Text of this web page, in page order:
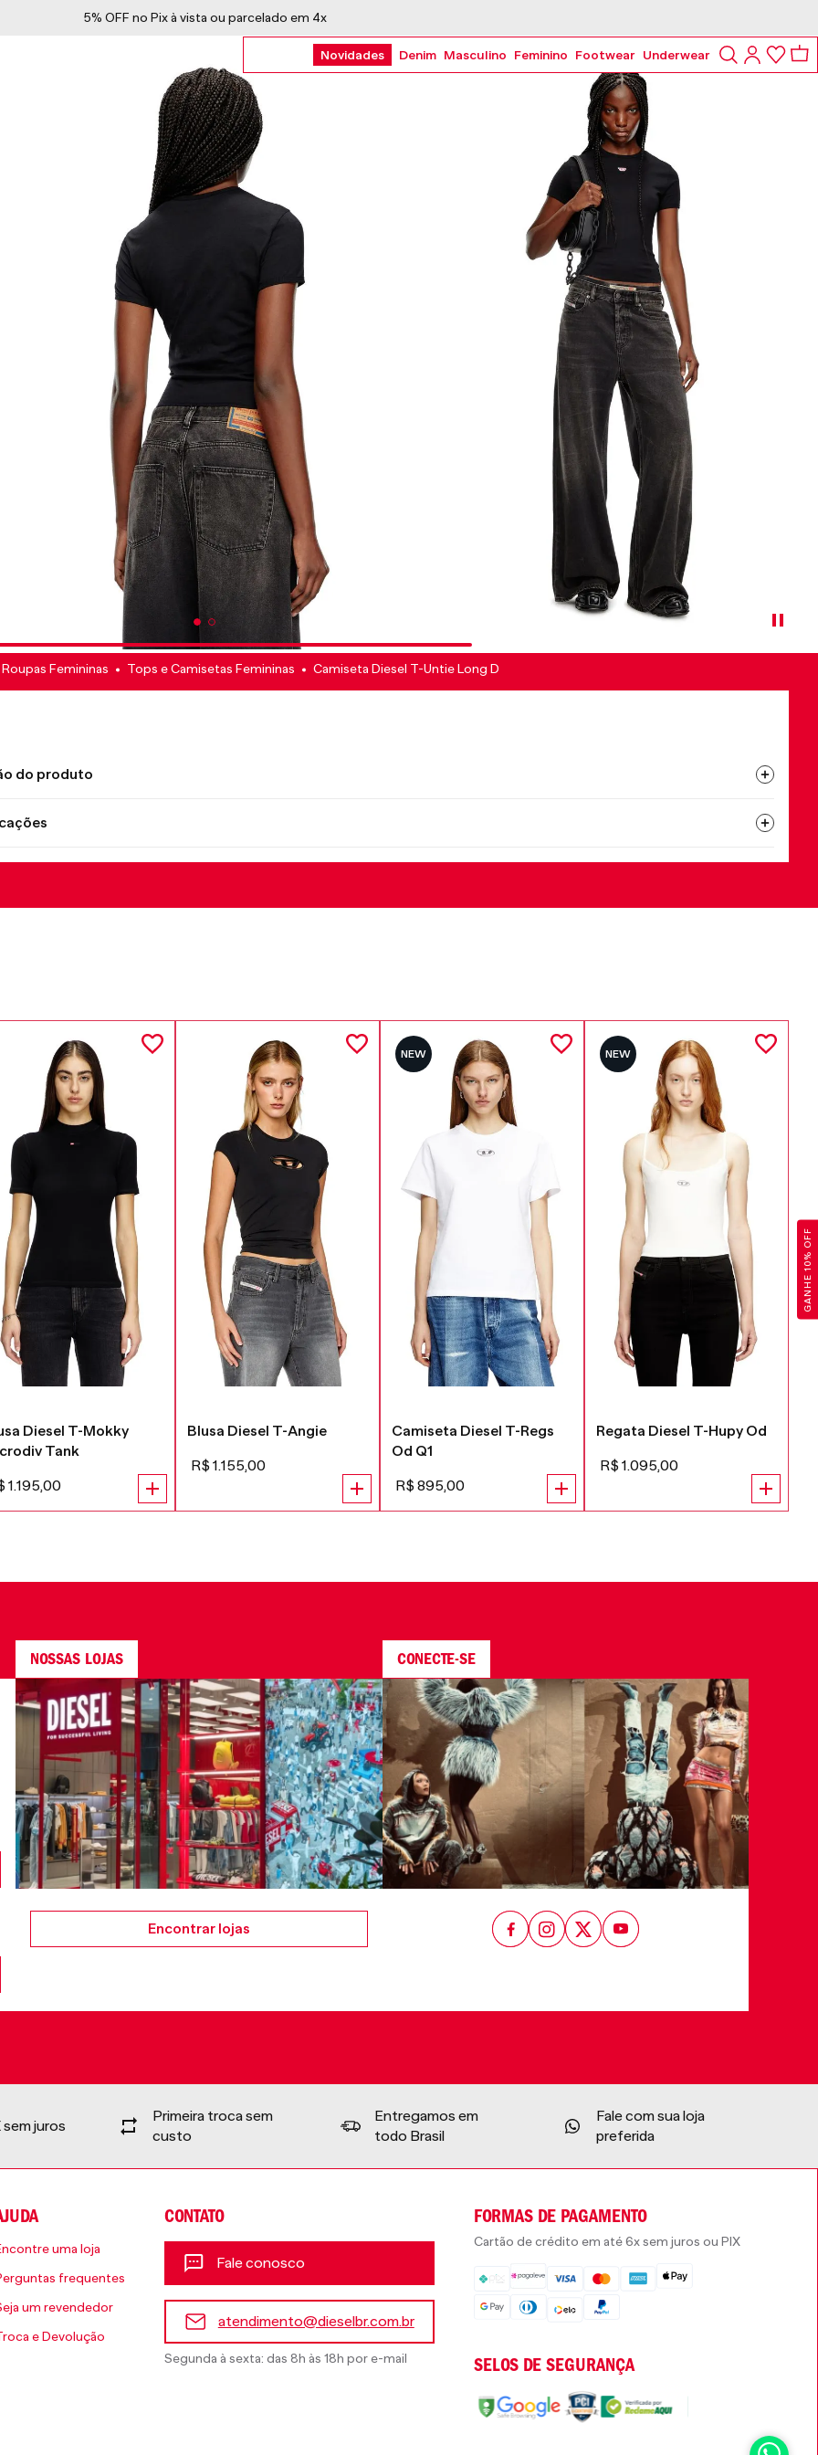
GANHE 10% OFF
5% OFF no Pix à vista ou parcelado em 4x
Novidades Denim Masculino Feminino Footwear Underwear
Roupas Femininas Tops e Camisetas Femininas Camiseta Diesel T-Untie Long D
do produto
Diesel T-Mokky
Tank
1.195,00
Blusa Diesel T-Angie
R$ 1.155,00
NEW
Camiseta Diesel T-Regs
Od Q1
R$ 895,00
NEW
Regata Diesel T-Hupy Od
R$ 1.095,00
NOSSAS LOJAS
Encontrar lojas
CONECTE-SE
sem juros
Primeira troca sem
custo
Entregamos em
todo Brasil
Fale com sua loja
preferida
uma loja
frequentes
um revendedor
e Devolução
CONTATO
Fale conosco
atendimento@dieselbr.com.br
Segunda à sexta: das 8h às 18h por e-mail
FORMAS DE PAGAMENTO
Cartão de crédito em até 6x sem juros ou PIX
SELOS DE SEGURANÇA